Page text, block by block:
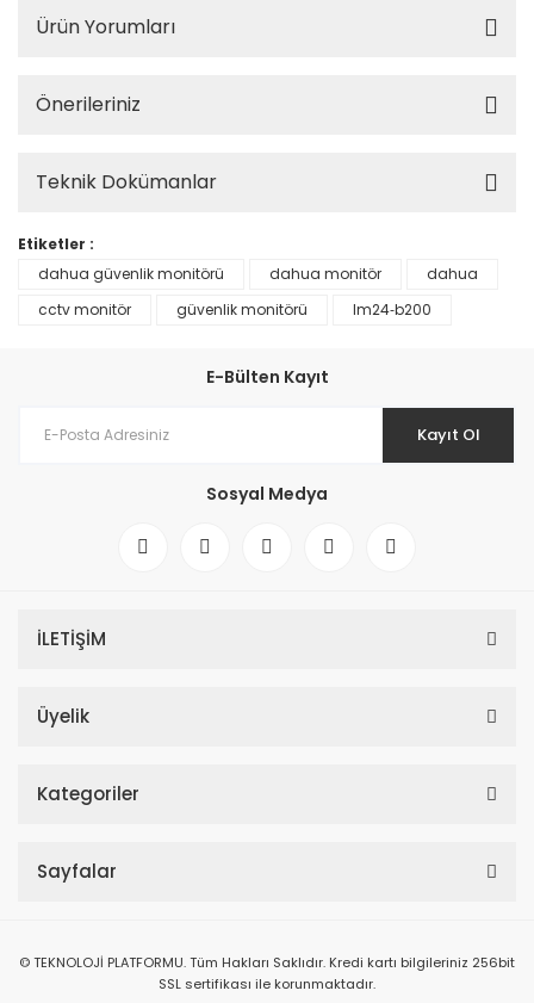
Ürün Yorumları
Önerileriniz
Teknik Dokümanlar
Etiketler :
dahua güvenlik monitörü
dahua monitör
dahua
cctv monitör
güvenlik monitörü lm24‐b200
E-Bülten Kayıt
Kayıt Ol
Sosyal Medya
İLETİŞİM
Üyelik
Kategoriler
Sayfalar
© TEKNOLOJİ PLATFORMU. Tüm Hakları Saklıdır. Kredi kartı bilgileriniz 256bit
SSL sertifikası ile korunmaktadır.